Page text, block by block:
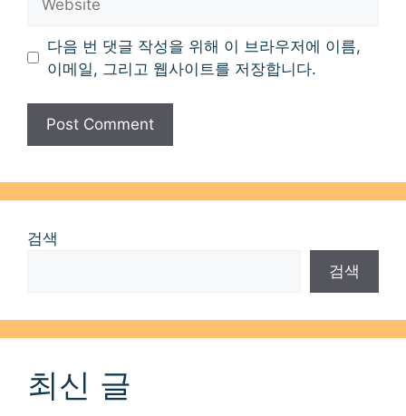
다음 번 댓글 작성을 위해 이 브라우저에 이름,
이메일, 그리고 웹사이트를 저장합니다.
검색
검색
최신 글